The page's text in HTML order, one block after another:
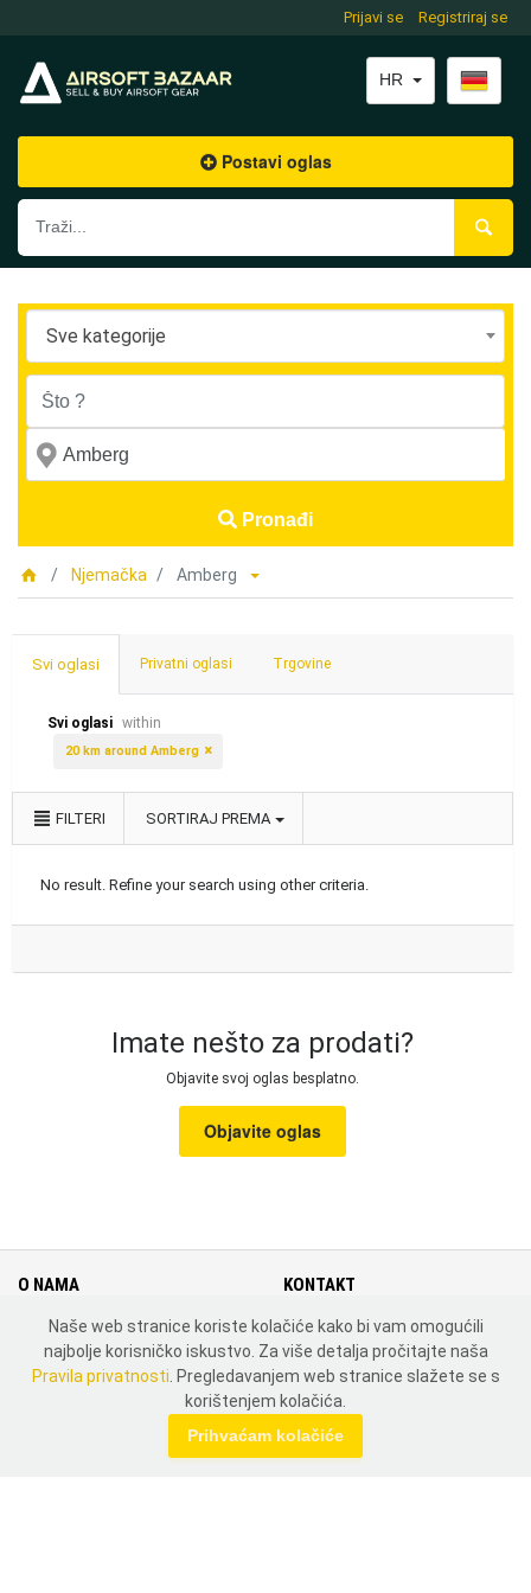
Prijavi se Registriraj se
HR
Postavi oglas
Sve kategorije
Pronađi
Njemačka Amberg
Svi oglasi Privatni oglasi Trgovine
Svi oglasi within
20 km around Amberg
FILTERI SORTIRAJ PREMA
No result. Refine your search using other criteria.
Imate nešto za prodati?
Objavite svoj oglas besplatno.
Objavite oglas
O NAMA
Cjenik
Uvjeti i pravila korištenja
Pravila privatnosti
KONTAKT
Kontakt
Mapa weba
Zemlje
Naše web stranice koriste kolačiće kako bi vam omogućili
najbolje korisničko iskustvo. Za više detalja pročitajte naša
Pravila privatnosti . Pregledavanjem web stranice slažete se s
korištenjem kolačića.
Prihvaćam kolačiće